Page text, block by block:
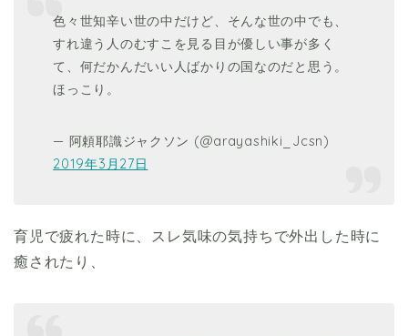
色々世知辛い世の中だけど、そんな世の中でも、
すれ違う人のむすこを見る目が優しい事が多く
て、何だかんだいい人ばかりの国なのだと思う。
ほっこり。
— 阿頼耶識ジャクソン (@arayashiki_Jcsn)
2019年3月27日
育児で疲れた時に、スレ気味の気持ちで外出した時に
癒されたり、